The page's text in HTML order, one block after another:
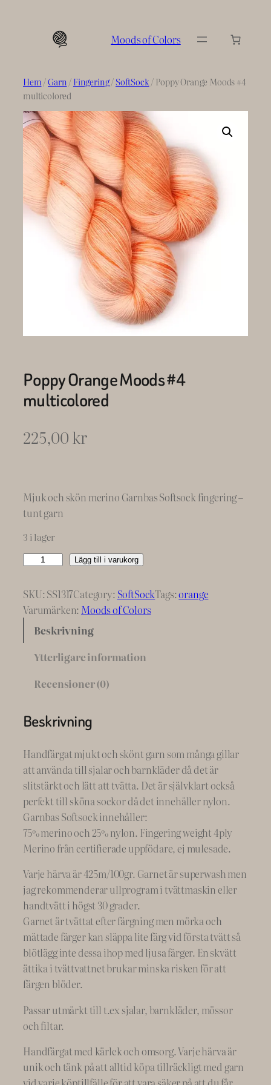
Moods of Colors
Hem/Garn /Fingering/SoftSock/ Poppy Orange Moods #4
multicolored
Poppy Orange Moods #4
multicolored
225,00kr
Mjuk och skön merino Garnbas Softsock fingering –
tunt garn
3 i lager
p
p
e
o
o
d
s
#
4
m
l
t
i
c
o
l
o
r
d
m
ä
n
g
Lägg till i varukorg
SKU: SS1317Category: SoftSockTags:orange
Varumärken: Moods of Colors
Beskrivning
Ytterligare information
Recensioner (0)
Beskrivning
Handfärgat mjukt och skönt garn som många gillar
att använda till sjalar och barnkläder då det är
slitstärkt och lätt att tvätta. Det är självklart också
perfekt till sköna sockor då det innehåller nylon.
Garnbas Softsock innehåller:
75% merino och 25% nylon. Fingering weight 4ply
Merino från certifierade uppfödare, ej mulesade.
Varje härva är 425m/100gr. Garnet är superwash men
jag rekommenderar ullprogram i tvättmaskin eller
handtvätt i högst 30 grader.
Garnet är tvättat efter färgning men mörka och
mättade färger kan släppa lite färg vid första tvätt så
blötlägg inte dessa ihop med ljusa färger. En skvätt
ättika i tvättvattnet brukar minska risken för att
färgen blöder.
Passar utmärkt till t.ex sjalar, barnkläder, mössor
och filtar.
Handfärgat med kärlek och omsorg. Varje härva är
unik och tänk på att alltid köpa tillräckligt med garn